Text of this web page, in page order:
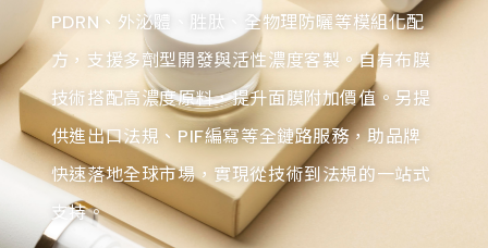
PDRN、外泌體、胜肽、全物理防曬等模組化配
方，支援多劑型開發與活性濃度客製。自有布膜
技術搭配高濃度原料，提升面膜附加價值。另提
供進出口法規、PIF編寫等全鏈路服務，助品牌
快速落地全球市場，實現從技術到法規的一站式
支持。